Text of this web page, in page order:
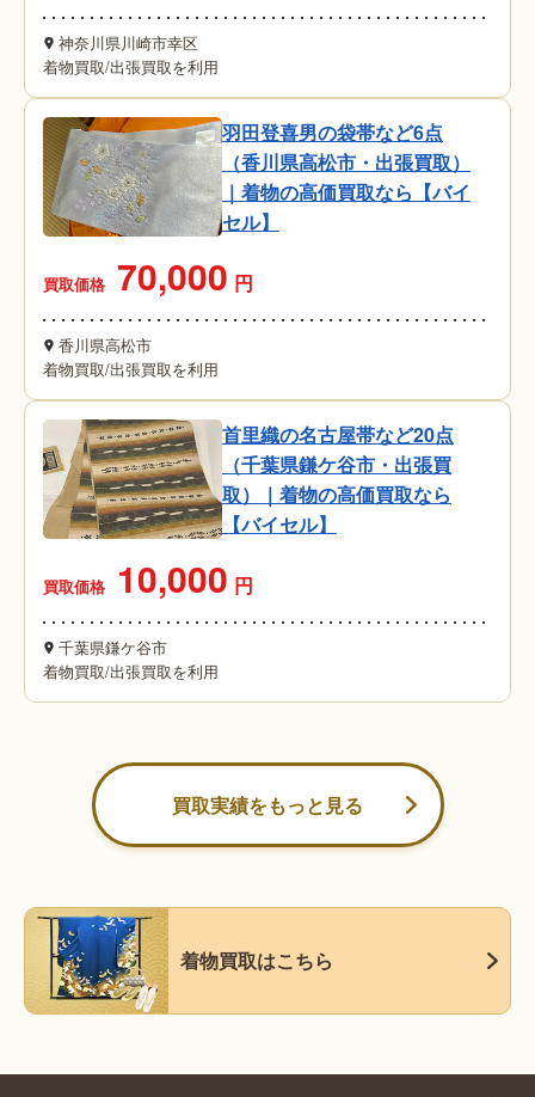
神奈川県川崎市幸区
着物買取/出張買取を利用
羽田登喜男の袋帯など6点
（香川県高松市・出張買取）
｜着物の高価買取なら【バイ
セル】
買取価格 70,000 円
香川県高松市
着物買取/出張買取を利用
首里織の名古屋帯など20点
（千葉県鎌ケ谷市・出張買
取）｜着物の高価買取なら
【バイセル】
買取価格 10,000 円
千葉県鎌ケ谷市
着物買取/出張買取を利用
買取実績をもっと見る
着物買取はこちら